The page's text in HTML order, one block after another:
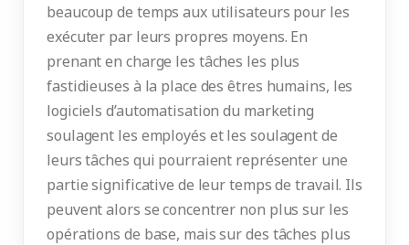
beaucoup de temps aux utilisateurs pour les
exécuter par leurs propres moyens. En
prenant en charge les tâches les plus
fastidieuses à la place des êtres humains, les
logiciels d’automatisation du marketing
soulagent les employés et les soulagent de
leurs tâches qui pourraient représenter une
partie significative de leur temps de travail. Ils
peuvent alors se concentrer non plus sur les
opérations de base, mais sur des tâches plus